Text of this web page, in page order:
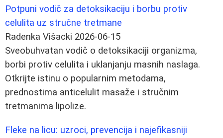
Potpuni vodič za detoksikaciju i borbu protiv
celulita uz stručne tretmane
Radenka Višacki 2026-06-15
Sveobuhvatan vodič o detoksikaciji organizma,
borbi protiv celulita i uklanjanju masnih naslaga.
Otkrijte istinu o popularnim metodama,
prednostima anticelulit masaže i stručnim
tretmanima lipolize.
Fleke na licu: uzroci, prevencija i najefikasniji